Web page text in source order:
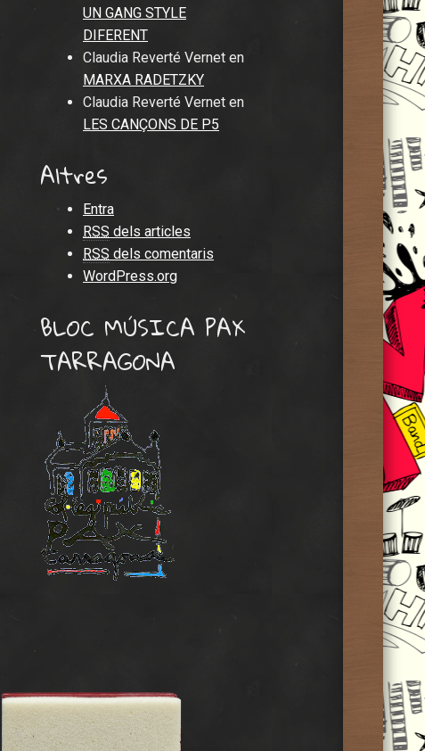
UN GANG STYLE
DIFERENT
Claudia Reverté Vernet en
MARXA RADETZKY
Claudia Reverté Vernet en
LES CANÇONS DE P5
Altres
Entra
RSS dels articles
RSS dels comentaris
WordPress.org
BLOC MÚSICA PAX
TARRAGONA